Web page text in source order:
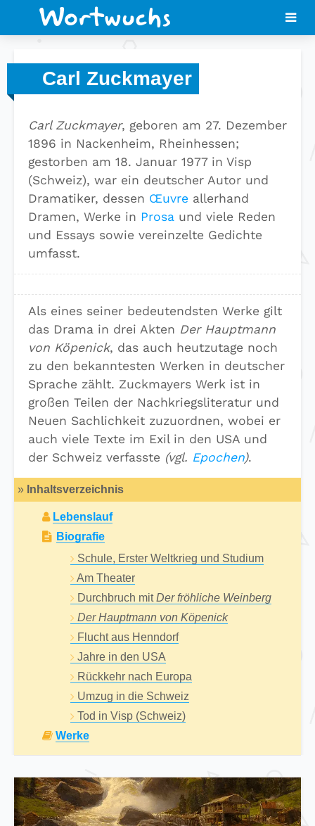
Carl Zuckmayer
Carl Zuckmayer, geboren am 27. Dezember
1896 in Nackenheim, Rheinhessen;
gestorben am 18. Januar 1977 in Visp
(Schweiz), war ein deutscher Autor und
Dramatiker, dessen Œuvre allerhand
Dramen, Werke in Prosa und viele Reden
und Essays sowie vereinzelte Gedichte
umfasst.
Als eines seiner bedeutendsten Werke gilt
das Drama in drei Akten Der Hauptmann
von Köpenick, das auch heutzutage noch
zu den bekanntesten Werken in deutscher
Sprache zählt. Zuckmayers Werk ist in
großen Teilen der Nachkriegsliteratur und
Neuen Sachlichkeit zuzuordnen, wobei er
auch viele Texte im Exil in den USA und
der Schweiz verfasste (vgl. Epochen).
» Inhaltsverzeichnis
Lebenslauf
Biografie
Schule, Erster Weltkrieg und Studium
Am Theater
Durchbruch mitDer fröhliche Weinberg
Der Hauptmann von Köpenick
Flucht aus Henndorf
Jahre in den USA
Rückkehr nach Europa
Umzug in die Schweiz
Tod in Visp (Schweiz)
Werke